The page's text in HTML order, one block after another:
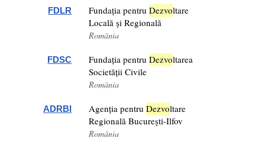
FDLR Fundația pentruDezvoltare
Locală și Regională
România
FDSC Fundația pentruDezvoltarea
Societății Civile
România
ADRBI Agenția pentruDezvoltare
Regională București-Ilfov
România